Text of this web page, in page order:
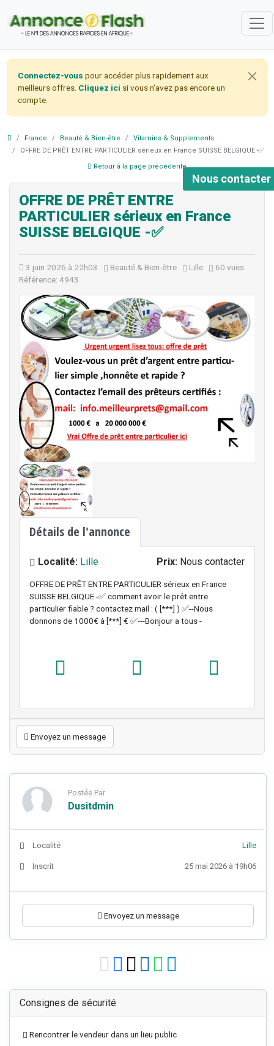
Connectez-vous pour accéder plus rapidement aux
meilleurs offres. Cliquez ici si vous n'avez pas encore un
compte.
France Beauté & Bien-être
Vitamins & Supplements
OFFRE DE PRÊT ENTRE PARTICULIER sérieux en France SUISSE BELGIQUE -✅
Retour à la page précédente
OFFRE DE PRÊT ENTRE
PARTICULIER sérieux en France
SUISSE BELGIQUE -✅
3 juin 2026 à 22h03 Beauté & Bien-être Lille
60 vues
Référence: 4943
Nous contacter
Détails de l'annonce
Localité: Lille Prix: Nous contacter
OFFRE DE PRÊT ENTRE PARTICULIER sérieux en France
SUISSE BELGIQUE -✅ comment avoir le prêt entre
particulier fiable ? contactez mail : ( [***] ) ✅--Nous
donnons de 1000€ à [***] € ✅---Bonjour a tous -
Envoyez un message
Postée Par
Dusitdmin
Localité Lille
Inscrit 25 mai 2026 à 19h06
Envoyez un message
Consignes de sécurité
Rencontrer le vendeur dans un lieu public